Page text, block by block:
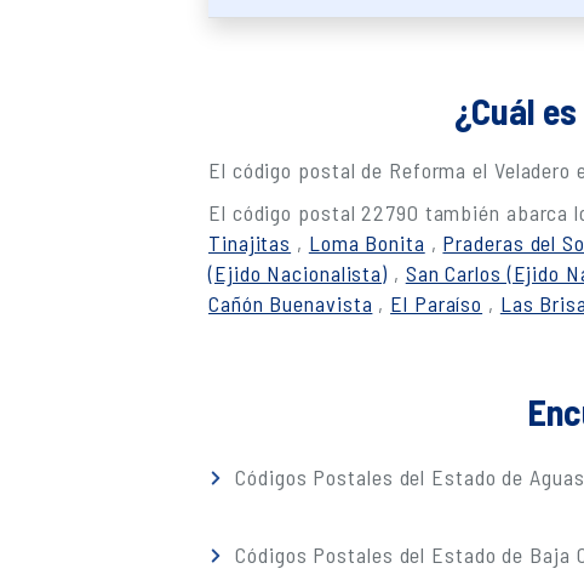
¿Cuál
El código postal de Reforma el Veladero
El código postal 22790 también abarca
Tinajitas , Loma Bonita , Praderas del
(Ejido Nacionalista) , San Carlos (Ejido
Cañón Buenavista , El Paraíso , Las
Códigos Postales del Estado de
Códigos Postales del Estado de Baja